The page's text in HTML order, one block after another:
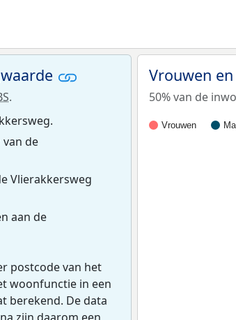
.
de
Vlierakkersweg
aan de
postcode van het
woonfunctie in een
berekend. De data
zijn daarom een
Vrouwen
50% van de
Vrouwen